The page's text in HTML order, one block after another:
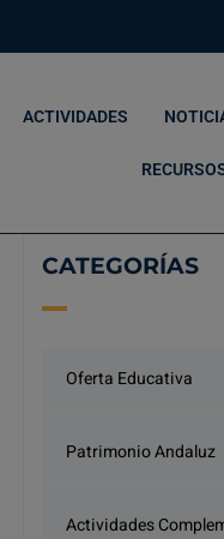
ACTIVIDADES
CATEGORÍAS
Oferta Educativa
Patrimonio Andaluz
Actividades